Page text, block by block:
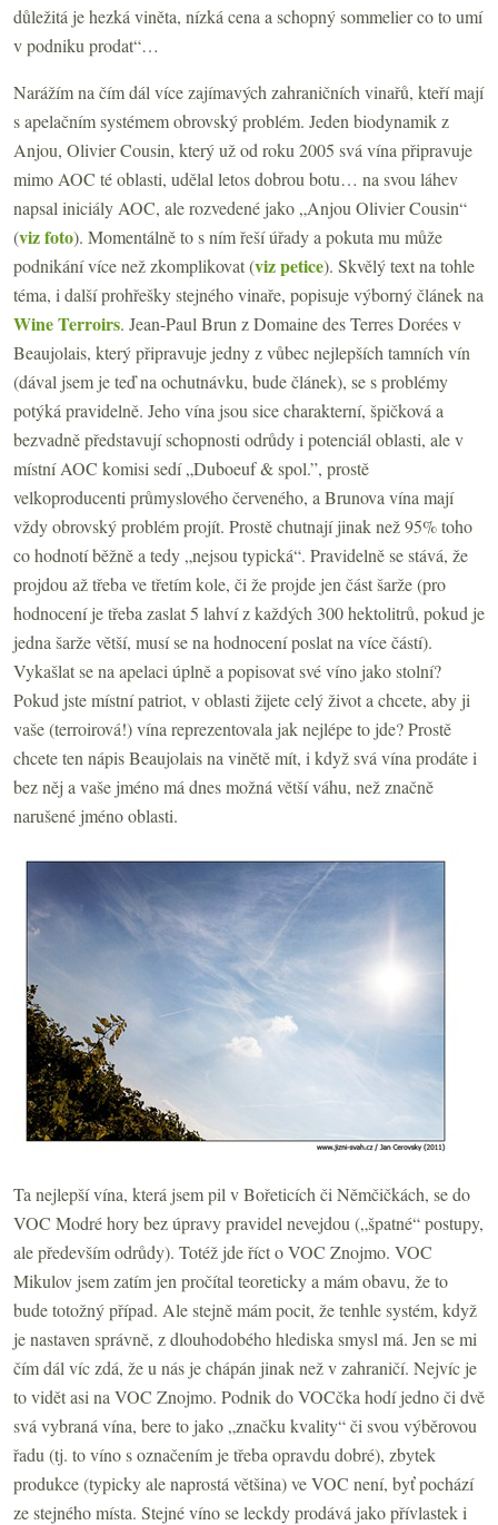
důležitá je hezká viněta, nízká cena a schopný sommelier co to umí
v podniku prodat“…
Narážím na čím dál více zajímavých zahraničních vinařů, kteří mají
s apelačním systémem obrovský problém. Jeden biodynamik z
Anjou, Olivier Cousin, který už od roku 2005 svá vína připravuje
mimo AOC té oblasti, udělal letos dobrou botu… na svou láhev
napsal iniciály AOC, ale rozvedené jako „Anjou Olivier Cousin“
(viz foto). Momentálně to s ním řeší úřady a pokuta mu může
podnikání více než zkomplikovat (viz petice). Skvělý text na tohle
téma, i další prohřešky stejného vinaře, popisuje výborný článek na
Wine Terroirs. Jean-Paul Brun z Domaine des Terres Dorées v
Beaujolais, který připravuje jedny z vůbec nejlepších tamních vín
(dával jsem je teď na ochutnávku, bude článek), se s problémy
potýká pravidelně. Jeho vína jsou sice charakterní, špičková a
bezvadně představují schopnosti odrůdy i potenciál oblasti, ale v
místní AOC komisi sedí „Duboeuf & spol.”, prostě
velkoproducenti průmyslového červeného, a Brunova vína mají
vždy obrovský problém projít. Prostě chutnají jinak než 95% toho
co hodnotí běžně a tedy „nejsou typická“. Pravidelně se stává, že
projdou až třeba ve třetím kole, či že projde jen část šarže (pro
hodnocení je třeba zaslat 5 lahví z každých 300 hektolitrů, pokud je
jedna šarže větší, musí se na hodnocení poslat na více částí).
Vykašlat se na apelaci úplně a popisovat své víno jako stolní?
Pokud jste místní patriot, v oblasti žijete celý život a chcete, aby ji
vaše (terroirová!) vína reprezentovala jak nejlépe to jde? Prostě
chcete ten nápis Beaujolais na vinětě mít, i když svá vína prodáte i
bez něj a vaše jméno má dnes možná větší váhu, než značně
narušené jméno oblasti.
Ta nejlepší vína, která jsem pil v Bořeticích či Němčičkách, se do
VOC Modré hory bez úpravy pravidel nevejdou („špatné“ postupy,
ale především odrůdy). Totéž jde říct o VOC Znojmo. VOC
Mikulov jsem zatím jen pročítal teoreticky a mám obavu, že to
bude totožný případ. Ale stejně mám pocit, že tenhle systém, když
je nastaven správně, z dlouhodobého hlediska smysl má. Jen se mi
čím dál víc zdá, že u nás je chápán jinak než v zahraničí. Nejvíc je
to vidět asi na VOC Znojmo. Podnik do VOCčka hodí jedno či dvě
svá vybraná vína, bere to jako „značku kvality“ či svou výběrovou
řadu (tj. to víno s označením je třeba opravdu dobré), zbytek
produkce (typicky ale naprostá většina) ve VOC není, byť pochází
ze stejného místa. Stejné víno se leckdy prodává jako přívlastek i